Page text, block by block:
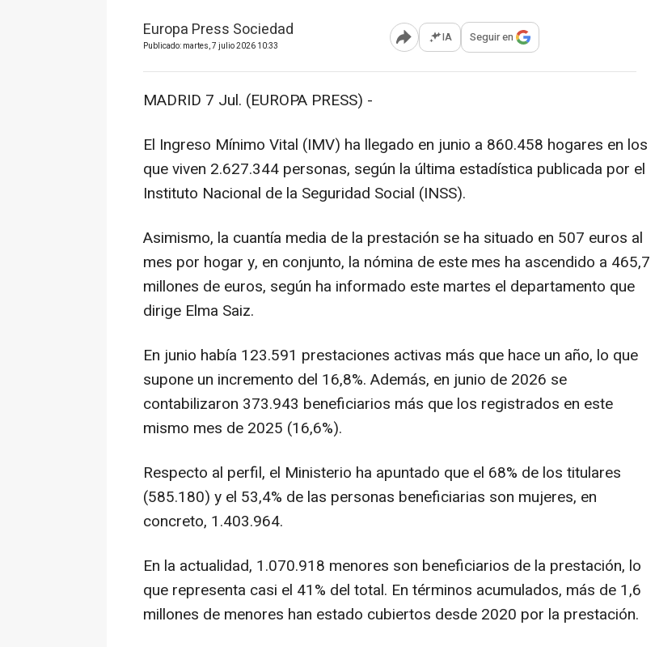
Europa Press Sociedad
Publicado: martes, 7 julio 2026 10:33 Abrir opciones para compartir
IA Seguir en
MADRID 7 Jul. (EUROPA PRESS) -
El Ingreso Mínimo Vital (IMV) ha llegado en junio a 860.458 hogares en los
que viven 2.627.344 personas, según la última estadística publicada por el
Instituto Nacional de la Seguridad Social (INSS).
Asimismo, la cuantía media de la prestación se ha situado en 507 euros al
mes por hogar y, en conjunto, la nómina de este mes ha ascendido a 465,7
millones de euros, según ha informado este martes el departamento que
dirige Elma Saiz.
En junio había 123.591 prestaciones activas más que hace un año, lo que
supone un incremento del 16,8%. Además, en junio de 2026 se
contabilizaron 373.943 beneficiarios más que los registrados en este
mismo mes de 2025 (16,6%).
Respecto al perfil, el Ministerio ha apuntado que el 68% de los titulares
(585.180) y el 53,4% de las personas beneficiarias son mujeres, en
concreto, 1.403.964.
En la actualidad, 1.070.918 menores son beneficiarios de la prestación, lo
que representa casi el 41% del total. En términos acumulados, más de 1,6
millones de menores han estado cubiertos desde 2020 por la prestación.